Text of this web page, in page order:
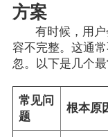
方案
有时候，用
容不完整。这通
忽。以下是几个
常见问
题
根本原